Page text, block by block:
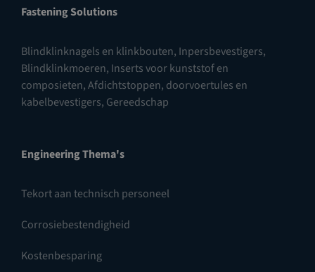
Fastening Solutions
Blindklinknagels en klinkbouten, Inpersbevestigers,
Blindklinkmoeren, Inserts voor kunststof en
composieten,Afdichtstoppen, doorvoertules en
kabelbevestigers, Gereedschap
Engineering Thema's
Tekort aan technisch personeel
Corrosiebestendigheid
Kostenbesparing